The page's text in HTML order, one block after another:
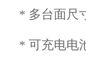
* 多台面尺寸
* 可充电电池